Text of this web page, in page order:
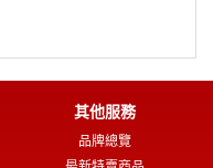
其他服務
品牌總覽